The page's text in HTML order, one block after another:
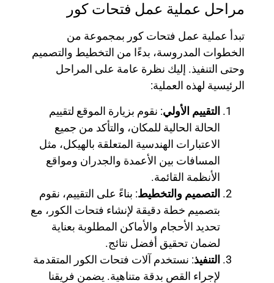
مراحل عملية عمل فتحات كور
تبدأ عملية عمل فتحات كور بمجموعة من
الخطوات المدروسة، بدءًا من التخطيط والتصميم
وحتى التنفيذ. إليك نظرة عامة على المراحل
الرئيسية لهذه العملية:
التقييم الأولي: نقوم بزيارة الموقع لتقييم
الحالة الحالية للمكان، والتأكد من جميع
الاعتبارات الهندسية المتعلقة بالهيكل، مثل
المسافات بين الأعمدة والجدران ومواقع
الأنظمة القائمة.
التصميم والتخطيط: بناءً على التقييم، نقوم
بتصميم خطة دقيقة لإنشاء فتحات الكور، مع
تحديد الأحجام والأماكن المطلوبة بعناية
لضمان تحقيق أفضل نتائج.
التنفيذ: نستخدم آلات فتحات الكور المتقدمة
لإجراء القص بدقة متناهية. يضمن فريقنا